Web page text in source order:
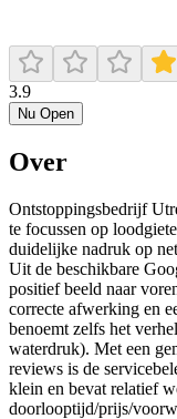
3.9
Nu Open
Over
Ontstoppingsbedrijf
te focussen op
duidelijke nadruk op
Uit de beschikbare
positief beeld naar
correcte afwerking en
benoemt zelfs het
waterdruk). Met een
reviews is de
klein en bevat relatief
doorlooptijd/prijs/